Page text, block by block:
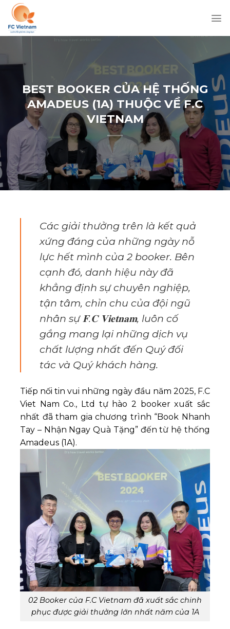
Chuyển
đến
nội
BEST BOOKER CỦA HỆ THỐNG
AMADEUS (1A) THUỘC VỀ F.C
VIETNAM
Các giải thưởng trên là kết quả
xứng đáng của những ngày nỗ
lực hết mình của 2 booker. Bên
cạnh đó, danh hiệu này đã
khẳng định sự chuyên nghiệp,
tận tâm, chỉn chu của đội ngũ
nhân sự 𝐅.𝐂 𝐕𝐢𝐞𝐭𝐧𝐚𝐦, luôn cố
gắng mang lại những dịch vụ
chất lượng nhất đến Quý đối
tác và Quý khách hàng.
Tiếp nối tin vui những ngày đầu năm 2025, F.C
Viet Nam Co., Ltd tự hào 2 booker xuất sắc
nhất đã tham gia chương trình “Book Nhanh
Tay – Nhận Ngay Quà Tặng” đến từ hệ thống
Amadeus (1A).
02 Booker của F.C Vietnam đã xuất sắc chinh
phục được giải thưởng lớn nhất năm của 1A